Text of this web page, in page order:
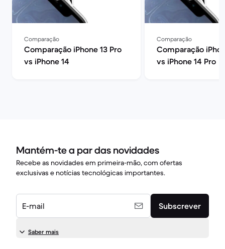
Comparação
Comparação iPhone 13 Pro
vs iPhone 14
Comparação
Comparação
vs iPhone 14 Pro
Mantém-te a par das novidades
Recebe as novidades em primeira-mão, com ofertas
exclusivas e notícias tecnológicas importantes.
E-mail Subscrever
Saber mais